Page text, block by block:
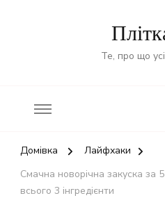
Те, про що
Домівка
Лайфхаки
Смачна новорічна закуска за
всього 3 інгредієнти